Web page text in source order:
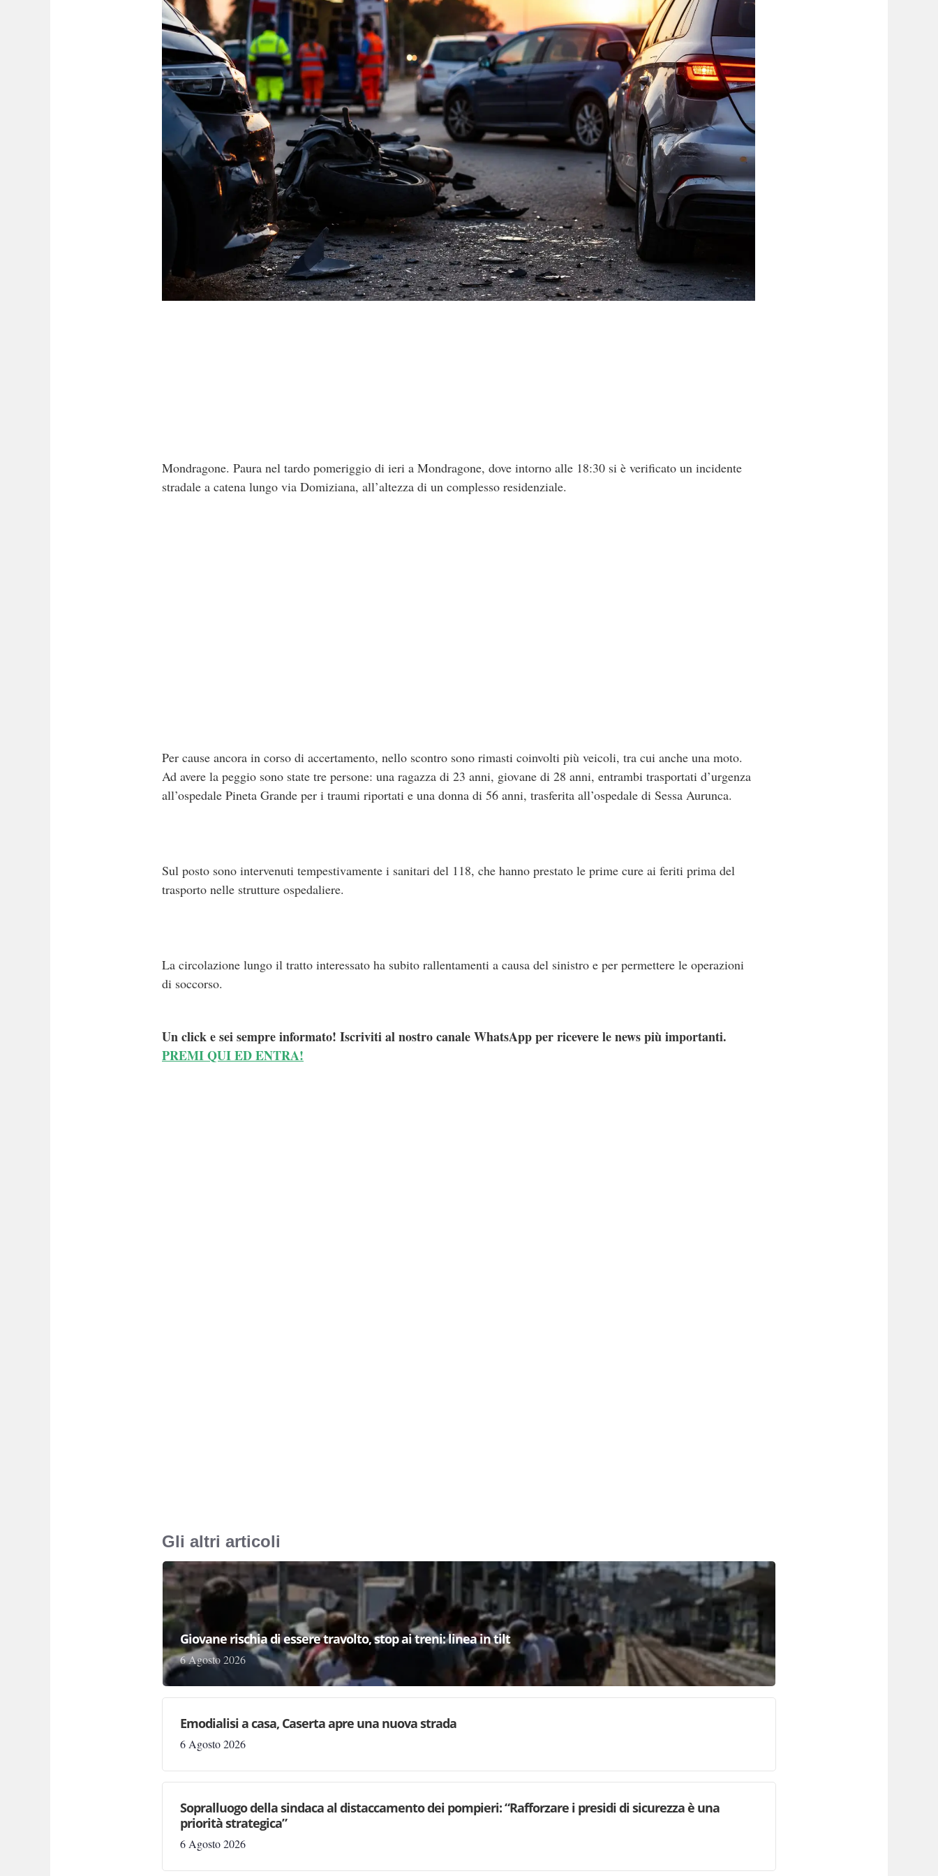
Mondragone. Paura nel tardo pomeriggio di ieri a Mondragone, dove intorno alle 18:30 si è verificato un incidente
stradale a catena lungo via Domiziana, all’altezza di un complesso residenziale.
Per cause ancora in corso di accertamento, nello scontro sono rimasti coinvolti più veicoli, tra cui anche una moto.
Ad avere la peggio sono state tre persone: una ragazza di 23 anni, giovane di 28 anni, entrambi trasportati d’urgenza
all’ospedale Pineta Grande per i traumi riportati e una donna di 56 anni, trasferita all’ospedale di Sessa Aurunca.
Sul posto sono intervenuti tempestivamente i sanitari del 118, che hanno prestato le prime cure ai feriti prima del
trasporto nelle strutture ospedaliere.
La circolazione lungo il tratto interessato ha subito rallentamenti a causa del sinistro e per permettere le operazioni
di soccorso.
Un click e sei sempre informato! Iscriviti al nostro canale WhatsApp per ricevere le news più importanti.
PREMI QUI ED ENTRA!
Gli altri articoli
Giovane rischia di essere travolto, stop ai treni: linea in tilt
6 Agosto 2026
Emodialisi a casa, Caserta apre una nuova strada
6 Agosto 2026
Sopralluogo della sindaca al distaccamento dei pompieri: “Rafforzare i presidi di sicurezza è una
priorità strategica”
6 Agosto 2026